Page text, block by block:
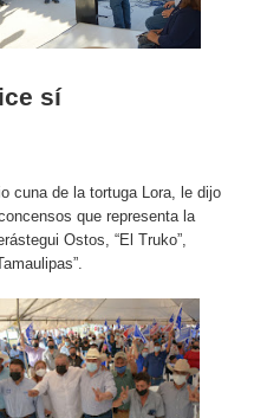
sí
cuna de la tortuga Lora, le dijo
que representa la
Ostos, “El Truko”,